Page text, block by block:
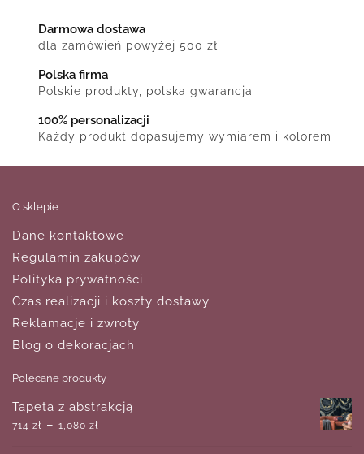
Darmowa dostawa
dla zamówień powyżej 500 zł
Polska firma
Polskie produkty, polska gwarancja
100% personalizacji
Każdy produkt dopasujemy wymiarem i kolorem
O sklepie
Dane kontaktowe
Regulamin zakupów
Polityka prywatności
Czas realizacji i koszty dostawy
Reklamacje i zwroty
Blog o dekoracjach
Polecane produkty
Tapeta z abstrakcją
714 zł – 1,080 zł